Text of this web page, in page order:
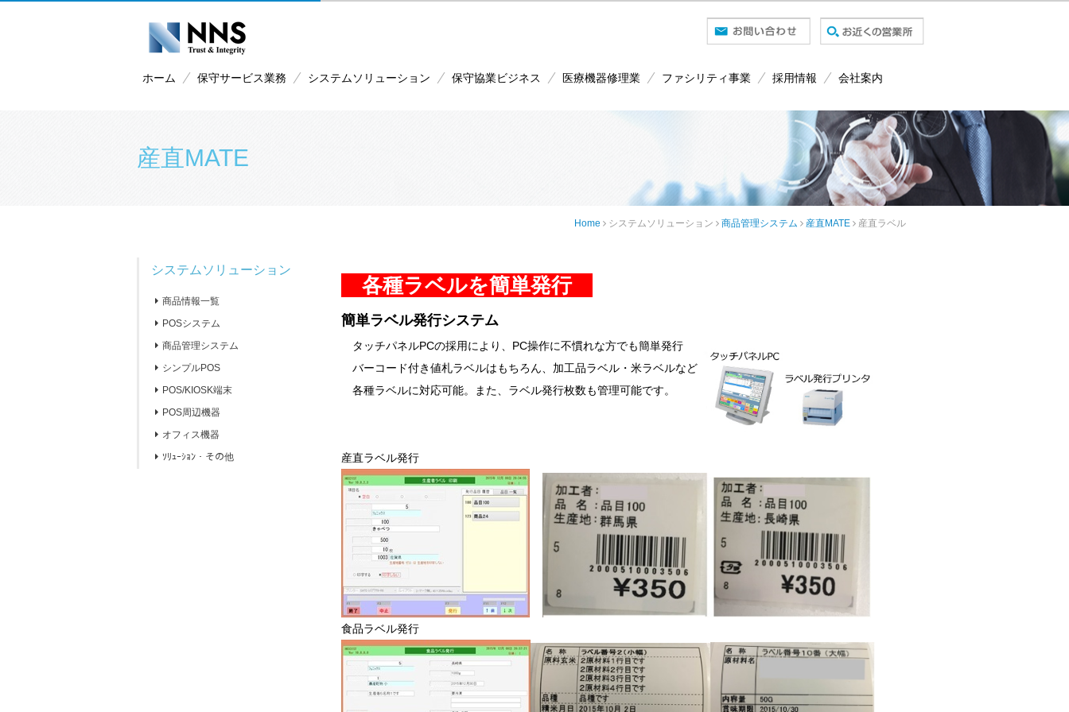
ホーム 保守サービス業務 システムソリューション 保守協業ビジネス 医療機器修理業 ファシリティ事業 採用情報 会社案内
産直MATE
システムソリューション
商品情報一覧
POSシステム
商品管理システム
シンプルPOS
POS/KIOSK端末
POS周辺機器
オフィス機器
ｿﾘｭｰｼｮﾝ・その他
Home システムソリューション 商品管理システム 産直MATE 産直ラベル
各種ラベルを簡単発行
簡単ラベル発行システム
タッチパネルPCの採用により、PC操作に不慣れな方でも簡単発行
バーコード付き値札ラベルはもちろん、加工品ラベル・米ラベルなど
各種ラベルに対応可能。また、ラベル発行枚数も管理可能です。
産直ラベル発行
食品ラベル発行